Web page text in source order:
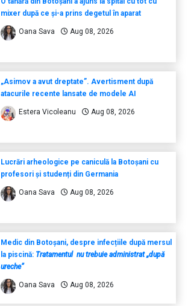
mixer după ce și-a prins degetul în aparat
Oana Sava Aug 08, 2026
„Asimov a avut dreptate”. Avertisment după
atacurile recente lansate de modele AI
Estera Vicoleanu Aug 08, 2026
Lucrări arheologice pe caniculă la Botoșani cu
profesori și studenți din Germania
Oana Sava Aug 08, 2026
Medic din Botoșani, despre infecțiile după mersul
la piscină: Tratamentul nu trebuie administrat „după
ureche”
Oana Sava Aug 08, 2026